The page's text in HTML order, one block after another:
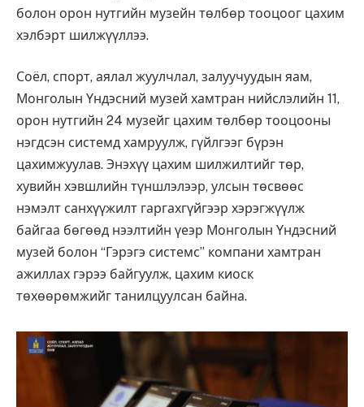
болон орон нутгийн музейн төлбөр тооцоог цахим
хэлбэрт шилжүүллээ.
Соёл, спорт, аялал жуулчлал, залуучуудын яам,
Монголын Үндэсний музей хамтран нийслэлийн 11,
орон нутгийн 24 музейг цахим төлбөр тооцооны
нэгдсэн системд хамруулж, гүйлгээг бүрэн
цахимжуулав. Энэхүү цахим шилжилтийг төр,
хувийн хэвшлийн түншлэлээр, улсын төсвөөс
нэмэлт санхүүжилт гаргахгүйгээр хэрэгжүүлж
байгаа бөгөөд нээлтийн үеэр Монголын Үндэсний
музей болон “Гэрэгэ системс” компани хамтран
ажиллах гэрээ байгуулж, цахим киоск
төхөөрөмжийг танилцуулсан байна.